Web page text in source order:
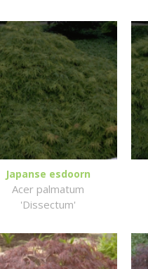
Japanse esdoorn
Acer palmatum
'Dissectum'